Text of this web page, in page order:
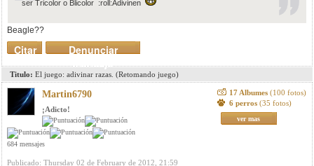
ser Tricolor o Blicolor :roll:Adivinen
Beagle??
Denunciar
mensaje
Citar
Titulo: El juego: adivinar razas. (Retomando juego)
Martin6790
¡Adicto!
684 mensajes
17 Albumes (100 fotos)
6 perros (35 fotos)
ver mas
Publicado: Thursday 02 de February de 2012, 21:59